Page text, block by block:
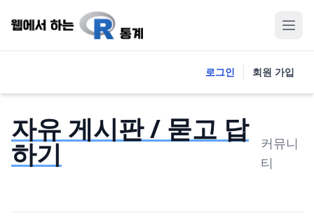
로그인 회원 가입
자유 게시판 / 묻고 답
하기
커뮤니
티